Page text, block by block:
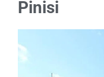
Pinisi